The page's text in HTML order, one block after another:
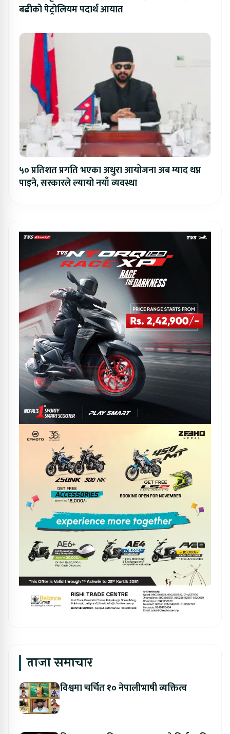
बढीको पेट्रोलियम पदार्थ आयात
५० प्रतिशत प्रगति भएका अधुरा आयोजना अब म्याद थप्न
पाइने, सरकारले ल्यायो नयाँ व्यवस्था
ताजा समाचार
विश्वमा चर्चित १० नेपालीभाषी व्यक्तित्व